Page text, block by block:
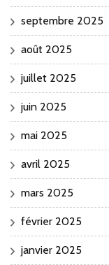
septembre 2025
août 2025
juillet 2025
juin 2025
mai 2025
avril 2025
mars 2025
février 2025
janvier 2025